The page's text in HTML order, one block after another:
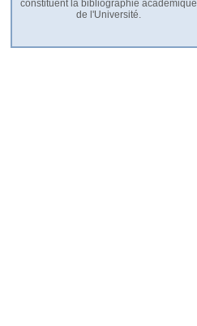
constituent la bibliographie académique
de l'Université.